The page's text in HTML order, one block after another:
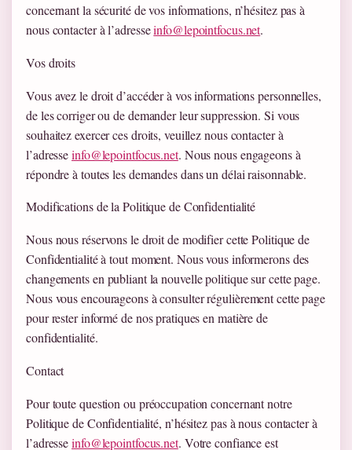
concernant la sécurité de vos informations, n’hésitez pas à
nous contacter à l’adresseinfo@lepointfocus.net.
Vos droits
Vous avez le droit d’accéder à vos informations personnelles,
de les corriger ou de demander leur suppression. Si vous
souhaitez exercer ces droits, veuillez nous contacter à
l’adresseinfo@lepointfocus.net. Nous nous engageons à
répondre à toutes les demandes dans un délai raisonnable.
Modifications de la Politique de Confidentialité
Nous nous réservons le droit de modifier cette Politique de
Confidentialité à tout moment. Nous vous informerons des
changements en publiant la nouvelle politique sur cette page.
Nous vous encourageons à consulter régulièrement cette page
pour rester informé de nos pratiques en matière de
confidentialité.
Contact
Pour toute question ou préoccupation concernant notre
Politique de Confidentialité, n’hésitez pas à nous contacter à
l’adresseinfo@lepointfocus.net. Votre confiance est